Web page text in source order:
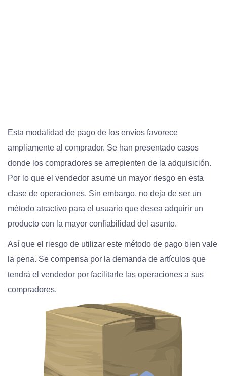
Esta modalidad de pago de los envíos favorece
ampliamente al comprador. Se han presentado casos
donde los compradores se arrepienten de la adquisición.
Por lo que el vendedor asume un mayor riesgo en esta
clase de operaciones. Sin embargo, no deja de ser un
método atractivo para el usuario que desea adquirir un
producto con la mayor confiabilidad del asunto.
Así que el riesgo de utilizar este método de pago bien vale
la pena. Se compensa por la demanda de artículos que
tendrá el vendedor por facilitarle las operaciones a sus
compradores.